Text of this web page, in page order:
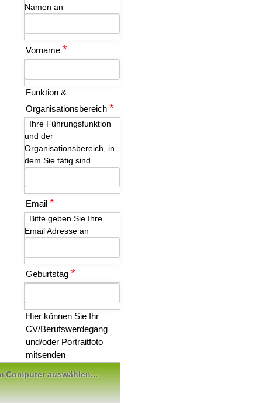
Namen an
Vorname *
Funktion &
Organisationsbereich *
Ihre Führungsfunktion
und der
Organisationsbereich, in
dem Sie tätig sind
Email *
Bitte geben Sie Ihre
Email Adresse an
Geburtstag *
Hier können Sie Ihr
CV/Berufswerdegang
und/oder Portraitfoto
mitsenden
Computer auswählen...